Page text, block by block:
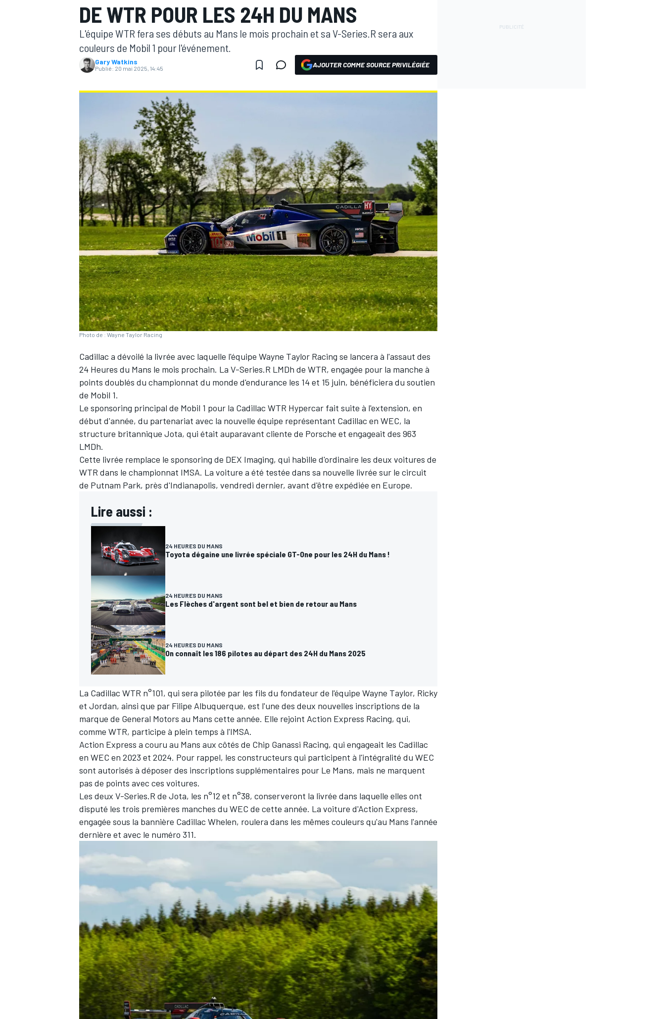
WRC
WEC
AUTRES CHAMPIONNATS
DE WTR POUR LES 24H DU MANS
L'équipe WTR fera ses débuts au Mans le mois prochain et sa V-Series.R sera aux
couleurs de Mobil 1 pour l'événement.
Gary Watkins
Publié: 20 mai 2025, 14:45 AJOUTER COMME SOURCE PRIVILÉGIÉE
Photo de : Wayne Taylor Racing
Cadillac a dévoilé la livrée avec laquelle l'équipe Wayne Taylor Racing se lancera à l'assaut des
24 Heures du Mans le mois prochain. La V-Series.R LMDh de WTR, engagée pour la manche à
points doublés du championnat du monde d'endurance les 14 et 15 juin, bénéficiera du soutien
de Mobil 1.
Le sponsoring principal de Mobil 1 pour la Cadillac WTR Hypercar fait suite à l'extension, en
début d'année, du partenariat avec la nouvelle équipe représentant Cadillac en WEC, la
structure britannique Jota, qui était auparavant cliente de Porsche et engageait des 963
LMDh.
Cette livrée remplace le sponsoring de DEX Imaging, qui habille d'ordinaire les deux voitures de
WTR dans le championnat IMSA. La voiture a été testée dans sa nouvelle livrée sur le circuit
de Putnam Park, près d'Indianapolis, vendredi dernier, avant d'être expédiée en Europe.
Lire aussi :
24 HEURES DU MANS
Toyota dégaine une livrée spéciale GT-One pour les 24H du Mans !
24 HEURES DU MANS
Les Flèches d'argent sont bel et bien de retour au Mans
24 HEURES DU MANS
On connaît les 186 pilotes au départ des 24H du Mans 2025
La Cadillac WTR n°101, qui sera pilotée par les fils du fondateur de l'équipe Wayne Taylor, Ricky
et Jordan, ainsi que par Filipe Albuquerque, est l'une des deux nouvelles inscriptions de la
marque de General Motors au Mans cette année. Elle rejoint Action Express Racing, qui,
comme WTR, participe à plein temps à l'IMSA.
Action Express a couru au Mans aux côtés de Chip Ganassi Racing, qui engageait les Cadillac
en WEC en 2023 et 2024. Pour rappel, les constructeurs qui participent à l'intégralité du WEC
sont autorisés à déposer des inscriptions supplémentaires pour Le Mans, mais ne marquent
pas de points avec ces voitures.
Les deux V-Series.R de Jota, les n°12 et n°38, conserveront la livrée dans laquelle elles ont
disputé les trois premières manches du WEC de cette année. La voiture d'Action Express,
engagée sous la bannière Cadillac Whelen, roulera dans les mêmes couleurs qu'au Mans l'année
dernière et avec le numéro 311.